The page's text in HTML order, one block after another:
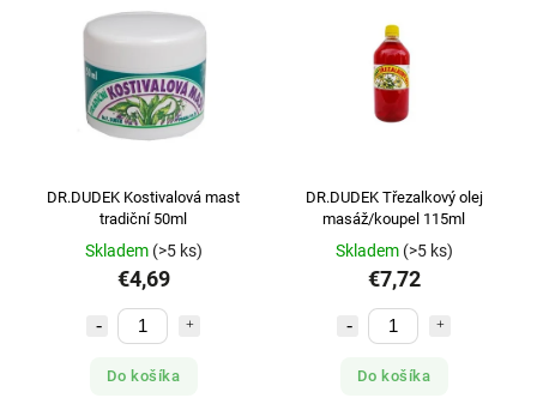
Najdrahšie
Abecedne
DR.DUDEK Kostivalová mast
tradiční 50ml
Skladem (>5 ks)
€4,69
Do košíka
DR.DUDEK Třezalkový olej
masáž/koupel 115ml
Skladem (>5 ks)
€7,72
Do košíka